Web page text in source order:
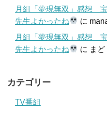
月組「夢現無双」感想
先生よかったね
に
月組「夢現無双」感想
先生よかったね
に まど
カテゴリー
TV番組